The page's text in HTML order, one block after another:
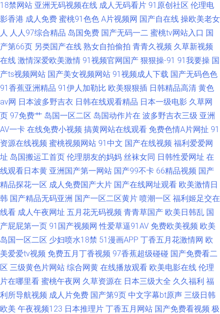
18禁网站 亚洲无码视频在线 成人无码看片 91原创社区 伦理电
影香港 成人免费 蜜桃91色色 A片视频网 国产自在线 操欧美老女
人 人人97综合精品 岛国免费 国产无码一二 蜜桃tv网站入口 国
产第66页 另类国产在线 熟女自拍偷拍 青青久视频 久草新视频
在线 激情深爱欧美激情 91视频官网国产 狠狠操-91 91我要操 国
产ts视频网站 国产美女视频网站 91视频成人下载 国产无码色色
91香蕉亚洲精品 91伊人加勒比 欧美狠狠插 日韩精品高清 黄色
av网 日本波多野吉衣 日韩在线观看精品 日本一级电影 久草网
页 97免费艹 岛国一区二区 岛国动作片在 波多野吉衣三级 亚洲
AV一卡 在线免费小视频 搞黄网站在线观看 免费色情A片网扯 91
资源在线视频 蜜桃视频网站 91中文 国产在线视频 福利爱爱网
址 岛国搬运工首页 伦理朋友的妈妈 丝袜女同 日韩性爱网址 在
线观看日本黄 亚洲国产第一网站 国产99不卡 66精品视频 国产
精品探花一区 成人免费国产大片 国产在线网址观看 欧美激情日
韩 国产精品无码亚洲 国产一区二区黄片 喷潮一区 福利姬足交在
线看 成人午夜网址 五月花无码视频 青青草国产 欧美日韩乱 国
产屁屁第一页 91国产视频网 性爱草逼91AV 免费欧美视频 欧美
岛国一区二区 少妇喷水18禁 51漫画APP 丁香五月花激情网 欧
美爱爱tv视频 免费五月丁香视频 97香蕉超级碰碰 国产免费看二
区 三级黄色片网站 综合网黄 在线播放观看 欧美电影在线 伦理
片在哪里看 蜜桃午夜网 久草资源在 日本三级大全 久久福利 福
利所导航视频 成人片免费 国产第9页 中文字幕bt原声 三级日韩
欧美 午夜视频123 日本推理片 丁香五月网站 国产免费看视频 极